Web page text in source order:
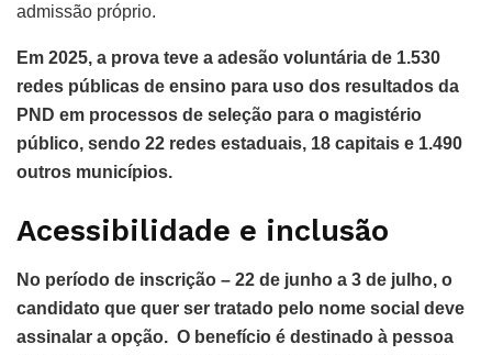
admissão próprio.
Em 2025, a prova teve a adesão voluntária de 1.530
redes públicas de ensino para uso dos resultados da
PND em processos de seleção para o magistério
público, sendo 22 redes estaduais, 18 capitais e 1.490
outros municípios.
Acessibilidade e inclusão
No período de inscrição – 22 de junho a 3 de julho, o
candidato que quer ser tratado pelo nome social deve
assinalar a opção. O benefício é destinado à pessoa